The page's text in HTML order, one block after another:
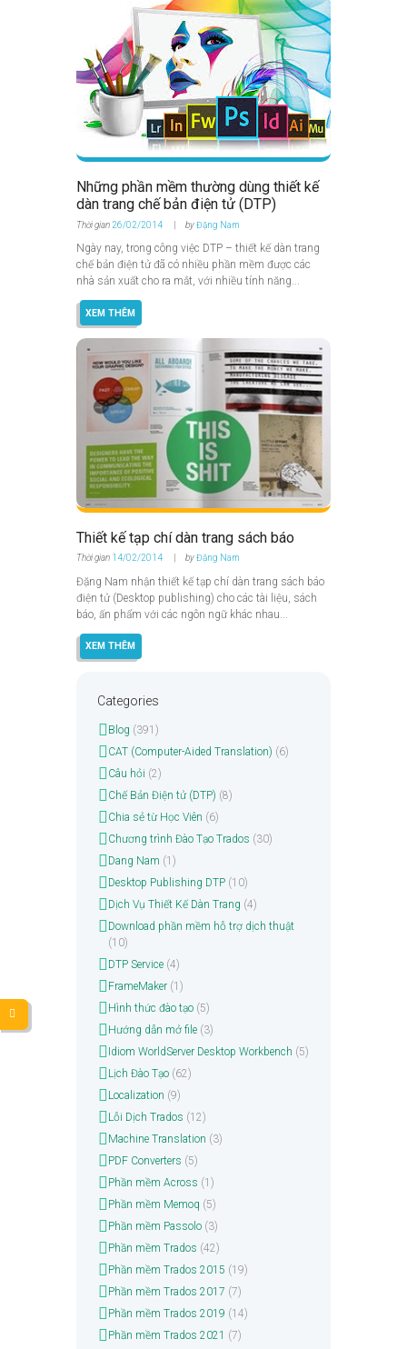
Những phần mềm thường dùng thiết kế
dàn trang chế bản điện tử (DTP)
Thời gian26/02/2014 byĐặng Nam
Ngày nay, trong công việc DTP – thiết kế dàn trang
chế bản điện tử đã có nhiều phần mềm được các
nhà sản xuất cho ra mắt, với nhiều tính năng...
XEM THÊM
Thiết kế tạp chí dàn trang sách báo
Thời gian 14/02/2014 byĐặng Nam
Đặng Nam nhận thiết kế tạp chí dàn trang sách báo
điện tử (Desktop publishing) cho các tài liệu, sách
báo, ấn phẩm với các ngôn ngữ khác nhau...
XEM THÊM
Categories
Blog (391)
CAT (Computer-Aided Translation) (6)
Câu hỏi (2)
Chế Bản Điện tử (DTP) (8)
Chia sẻ từ Học Viên (6)
Chương trình Đào Tạo Trados (30)
Dang Nam (1)
Desktop Publishing DTP(10)
Dịch Vụ Thiết Kế Dàn Trang (4)
Download phần mềm hỗ trợ dịch thuật
(10)
DTP Service(4)
FrameMaker(1)
Hình thức đào tạo(5)
Hướng dẫn mở file(3)
Idiom WorldServer Desktop Workbench (5)
Lịch Đào Tạo(62)
Localization (9)
Lỗi Dịch Trados (12)
Machine Translation (3)
PDF Converters (5)
Phần mềm Across (1)
Phần mềm Memoq (5)
Phần mềm Passolo(3)
Phần mềm Trados (42)
Phần mềm Trados 2015 (19)
Phần mềm Trados 2017 (7)
Phần mềm Trados 2019 (14)
Phần mềm Trados 2021 (7)